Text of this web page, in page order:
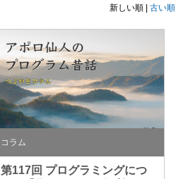
新しい順 |古い順
コラム
第117回 プログラミングにつ